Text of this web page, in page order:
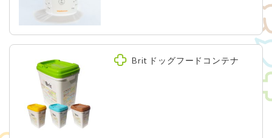
Brit ドッグフードコンテナ